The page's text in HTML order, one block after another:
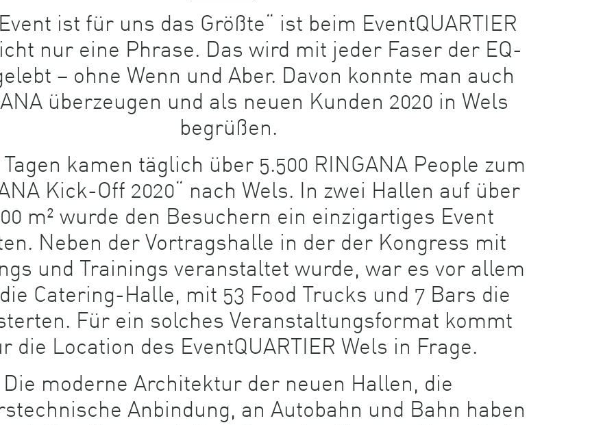
ist für uns das Größte“ ist beim EventQUARTIER
nur eine Phrase. Das wird mit jeder Faser der EQ-
– ohne Wenn und Aber. Davon konnte man auch
überzeugen und als neuen Kunden 2020 in Wels
begrüßen.
kamen täglich über 5.500 RINGANA People zum
Kick-Off 2020“ nach Wels. In zwei Hallen auf über
m² wurde den Besuchern ein einzigartiges Event
Neben der Vortragshalle in der der Kongress mit
und Trainings veranstaltet wurde, war es vor allem
Catering-Halle, mit 53 Food Trucks und 7 Bars die
Für ein solches Veranstaltungsformat kommt
die Location des EventQUARTIER Wels in Frage.
Die moderne Architektur der neuen Hallen, die
Anbindung, an Autobahn und Bahn haben